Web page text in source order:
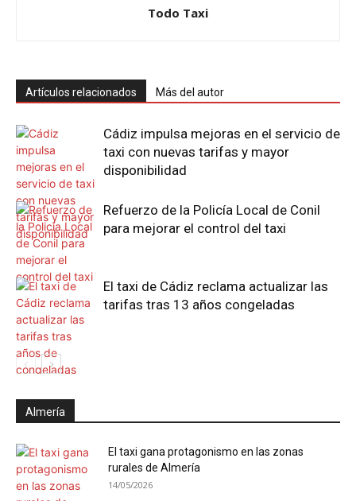
Todo Taxi
Artículos relacionados Más del autor
Cádiz impulsa mejoras en el servicio de
taxi con nuevas tarifas y mayor
disponibilidad
Refuerzo de la Policía Local de Conil
para mejorar el control del taxi
El taxi de Cádiz reclama actualizar las
tarifas tras 13 años congeladas
Almería
El taxi gana protagonismo en las zonas
rurales de Almería
14/05/2026